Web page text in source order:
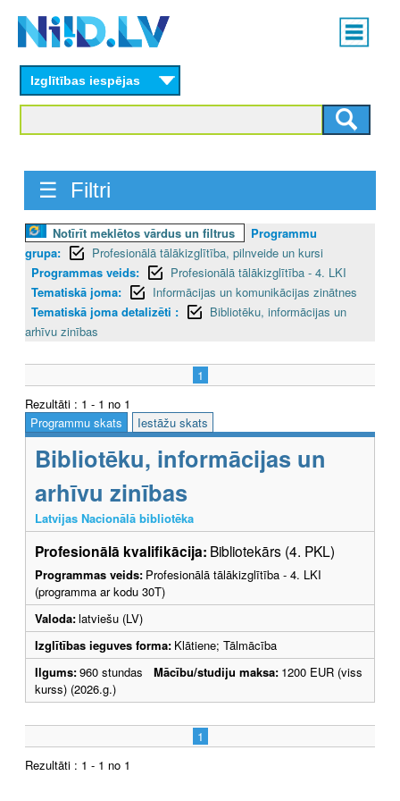
content
Main
menu
Izglītības iespējas
☰ Filtri
Notīrīt meklētos vārdus un filtrus
Programmu
grupa:
Profesionālā tālākizglītība, pilnveide un kursi
Programmas veids:
Profesionālā tālākizglītība - 4. LKI
Tematiskā joma:
Informācijas un komunikācijas zinātnes
Tematiskā joma detalizēti :
Bibliotēku, informācijas un
arhīvu zinības
1
Rezultāti : 1 - 1 no 1
Programmu skats
Iestāžu skats
Bibliotēku, informācijas un
arhīvu zinības
Latvijas Nacionālā bibliotēka
Profesionālā kvalifikācija: Bibliotekārs (4. PKL)
Programmas veids: Profesionālā tālākizglītība - 4. LKI
(programma ar kodu 30T)
Valoda:latviešu (LV)
Izglītības ieguves forma: Klātiene; Tālmācība
Ilgums:960 stundas Mācību/studiju maksa: 1200 EUR (viss
kurss) (2026.g.)
1
Rezultāti : 1 - 1 no 1